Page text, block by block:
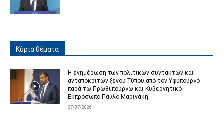
Κύρια θέματα
Η ενημέρωση των πολιτικών συντακτών και
ανταποκριτών ξένου Τύπου από τον Υφυπουργό
παρά τω Πρωθυπουργώ και Κυβερνητικό
Εκπρόσωπο Παύλο Μαρινάκη
27/07/2026